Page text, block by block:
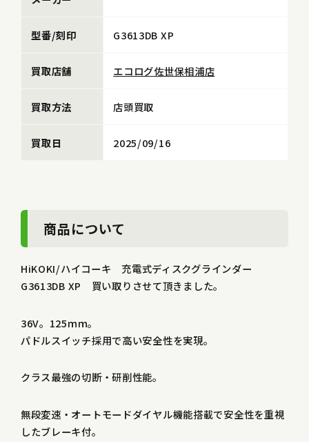
型番/刻印 G3613DB XP
買取店舗 エコログ佐世保相浦店
買取方法 店頭買取
買取日 2025/09/16
商品について
HiKOKI/ハイコーキ 充電式ディスクグラインダー
G3613DB XP 買い取りさせて頂きました。
36V。125ｍｍ。
パドルスイッチ採用で高い安全性を実現。
クラス最強の切断・研削性能。
無段変速・オートモードダイヤル機能搭載で安全性を重視
したブレーキ付。